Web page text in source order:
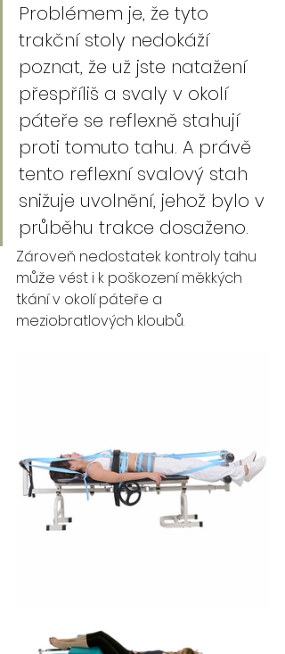
Problémem je, že tyto
trakční stoly nedokáží
poznat, že už jste natažení
přespříliš a svaly v okolí
páteře se reflexně stahují
proti tomuto tahu. A právě
tento reflexní svalový stah
snižuje uvolnění, jehož bylo v
průběhu trakce dosaženo.
Zároveň nedostatek kontroly tahu
může vést i k poškození měkkých
tkání v okolí páteře a
meziobratlových kloubů.